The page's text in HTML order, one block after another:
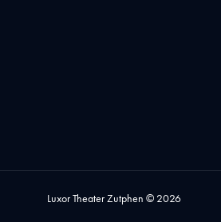
Luxor Theater Zutphen © 2026